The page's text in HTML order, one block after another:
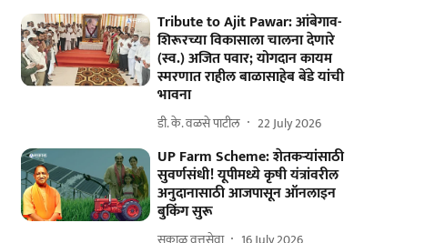
Tribute to Ajit Pawar: आंबेगाव-
शिरूरच्या विकासाला चालना देणारे
(स्व.) अजित पवार; योगदान कायम
स्मरणात राहील बाळासाहेब बेंडे यांची
भावना
डी. के. वळसे पाटील 22 July 2026
UP Farm Scheme: शेतकऱ्यांसाठी
सुवर्णसंधी! यूपीमध्ये कृषी यंत्रांवरील
अनुदानासाठी आजपासून ऑनलाइन
बुकिंग सुरू